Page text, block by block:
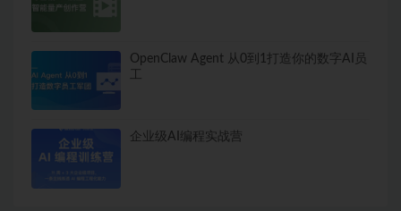
OpenClaw Agent 从0到1打造你的数字AI员
企业级AI编程实战营